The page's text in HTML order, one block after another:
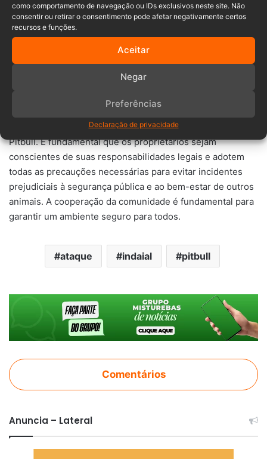
como comportamento de navegação ou IDs exclusivos neste site. Não
consentir ou retirar o consentimento pode afetar negativamente certos
recursos e funções.
Aceitar
Negar
Preferências
Declaração de privacidade
segurança das pessoas e dos demais animais na região. A
presença de cães perigosos soltos em áreas residenciais
é uma questão que requer atenção das autoridades para
garantir a segurança pública e a convivência pacífica entre
animais e comunidade.
O caso serve como alerta sobre a importância da guarda
daqueles considerados perigosos, como os cães da raça
Pitbull. É fundamental que os proprietários sejam
conscientes de suas responsabilidades legais e adotem
todas as precauções necessárias para evitar incidentes
prejudiciais à segurança pública e ao bem-estar de outros
animais. A cooperação da comunidade é fundamental para
garantir um ambiente seguro para todos.
ataque indaial pitbull
Comentários
Anuncia – Lateral